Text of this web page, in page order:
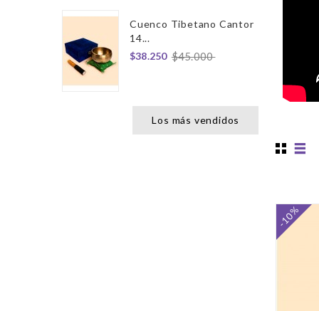
Cuenco Tibetano Cantor
14...
$38.250 $45.000
Los más vendidos
-10%